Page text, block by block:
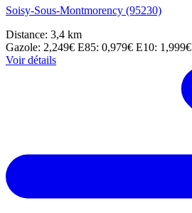
Soisy-Sous-Montmorency (95230)
Distance: 3,4 km
Gazole: 2,249€ E85: 0,979€ E10: 1,999€
Voir détails